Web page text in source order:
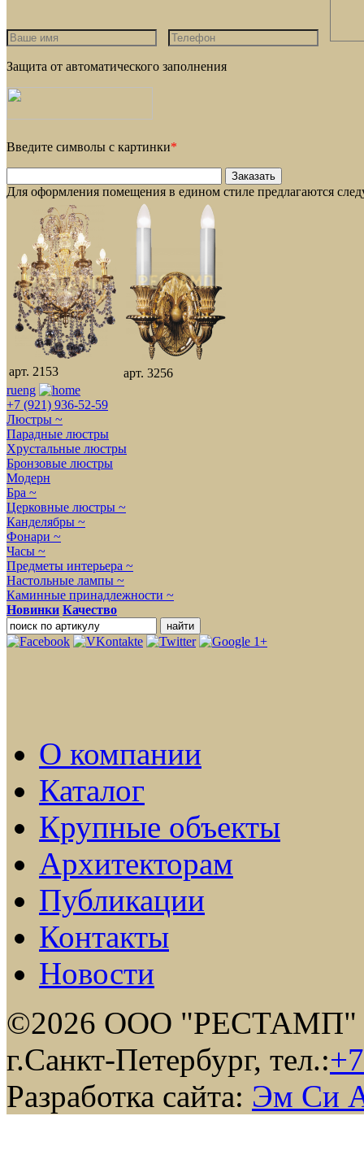
Защита от автоматического заполнения
Введите символы с картинки*
Для оформления помещения в едином стиле предлагаются
арт. 2153
арт. 3256
rueng
+7 (921) 936-52-59
Люстры ~
Парадные люстры
Хрустальные люстры
Бронзовые люстры
Модерн
Бра ~
Церковные люстры ~
Канделябры ~
Фонари ~
Часы ~
Предметы интерьера ~
Настольные лампы ~
Каминные принадлежности ~
Новинки Качество
О компании
Каталог
Крупные объекты
Архитекторам
Публикации
Контакты
Новости
©2026 ООО "РЕСТАМП"
г.Санкт-Петербург, тел.:
Разработка сайта: Эм Си